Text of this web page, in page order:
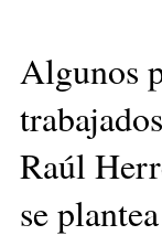
Algunos
Raúl
se